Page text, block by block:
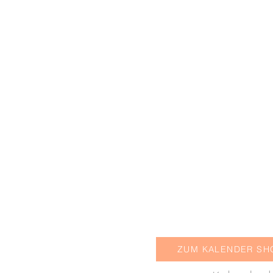
ZUM KALENDER